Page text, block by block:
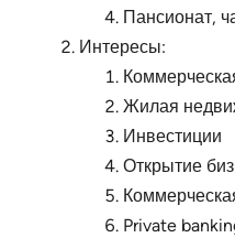
Пансионат,
Интересы:
Жилая
Инвестиции
Открытие
Private